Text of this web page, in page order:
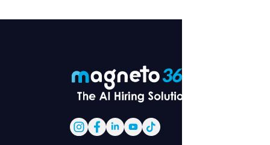
muito especial que falará conosco
organizações. Acompanhe-nos por
aqui Liz Barrero, que agora é
gerente de remuneração e
benefícios da empresa Allianz
com quem vamos conversar um
pouco mais sobre isso. Liz, bem-